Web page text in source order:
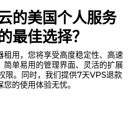
的美国个人服务
最佳选择？
租用，您将享受高度稳定性、高速
简单易用的管理界面、灵活的扩展
限。同时，我们提供7天VPS退款
的使用体验无忧。